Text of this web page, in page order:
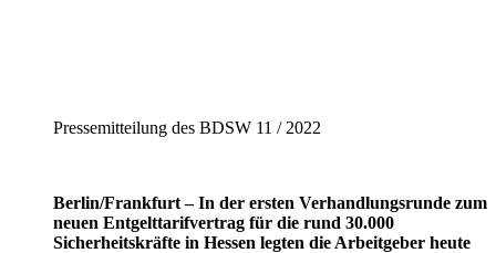
Pressemitteilung des BDSW 11 / 2022
Berlin/Frankfurt – In der ersten Verhandlungsrunde zum
neuen Entgelttarifvertrag für die rund 30.000
Sicherheitskräfte in Hessen legten die Arbeitgeber heute